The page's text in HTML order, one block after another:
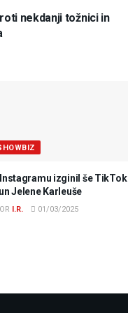
nekdanji tožnici in
izginil še TikTok
Jelene Karleuše
I.R. 01/03/2025